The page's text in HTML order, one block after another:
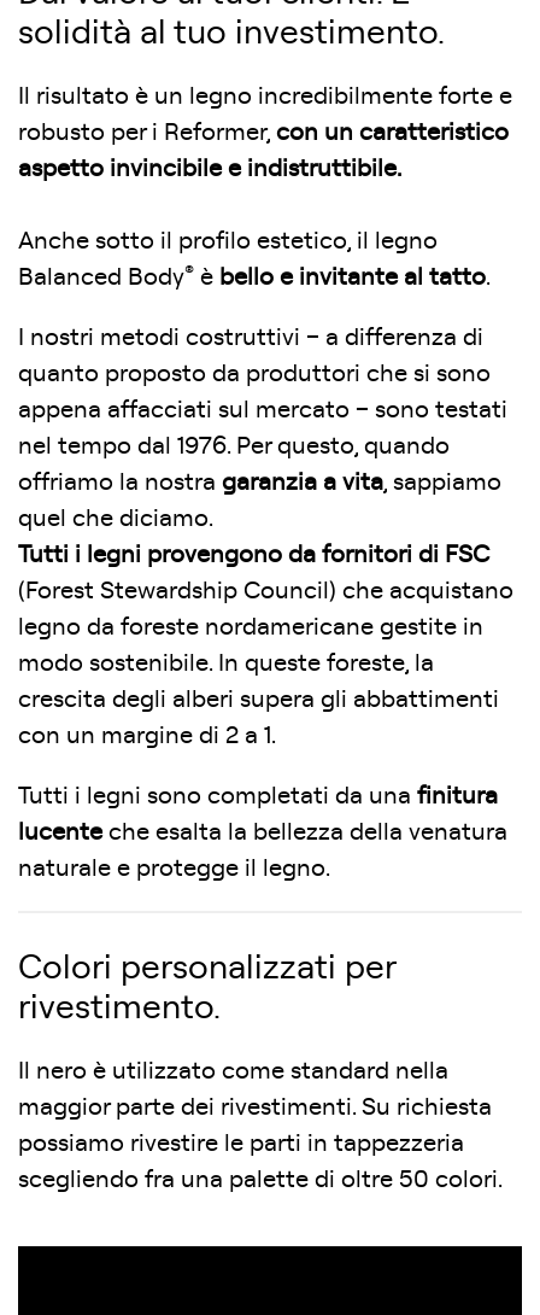
solidità al tuo investimento.
Il risultato è un legno incredibilmente forte e
robusto per i Reformer, con un caratteristico
aspetto invincibile e indistruttibile.
Anche sotto il profilo estetico, il legno
Balanced Body® è bello e invitante al tatto.
I nostri metodi costruttivi – a differenza di
quanto proposto da produttori che si sono
appena affacciati sul mercato – sono testati
nel tempo dal 1976. Per questo, quando
offriamo la nostra garanzia a vita , sappiamo
quel che diciamo.
Tutti i legni provengono da fornitori di FSC
(Forest Stewardship Council) che acquistano
legno da foreste nordamericane gestite in
modo sostenibile. In queste foreste, la
crescita degli alberi supera gli abbattimenti
con un margine di 2 a 1.
Tutti i legni sono completati da una finitura
lucenteche esalta la bellezza della venatura
naturale e protegge il legno.
Colori personalizzati per
rivestimento.
Il nero è utilizzato come standard nella
maggior parte dei rivestimenti. Su richiesta
possiamo rivestire le parti in tappezzeria
scegliendo fra una palette di oltre 50 colori.